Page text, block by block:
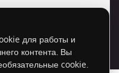
разрешить
контента.
для работы и
контента. Вы
cookie.